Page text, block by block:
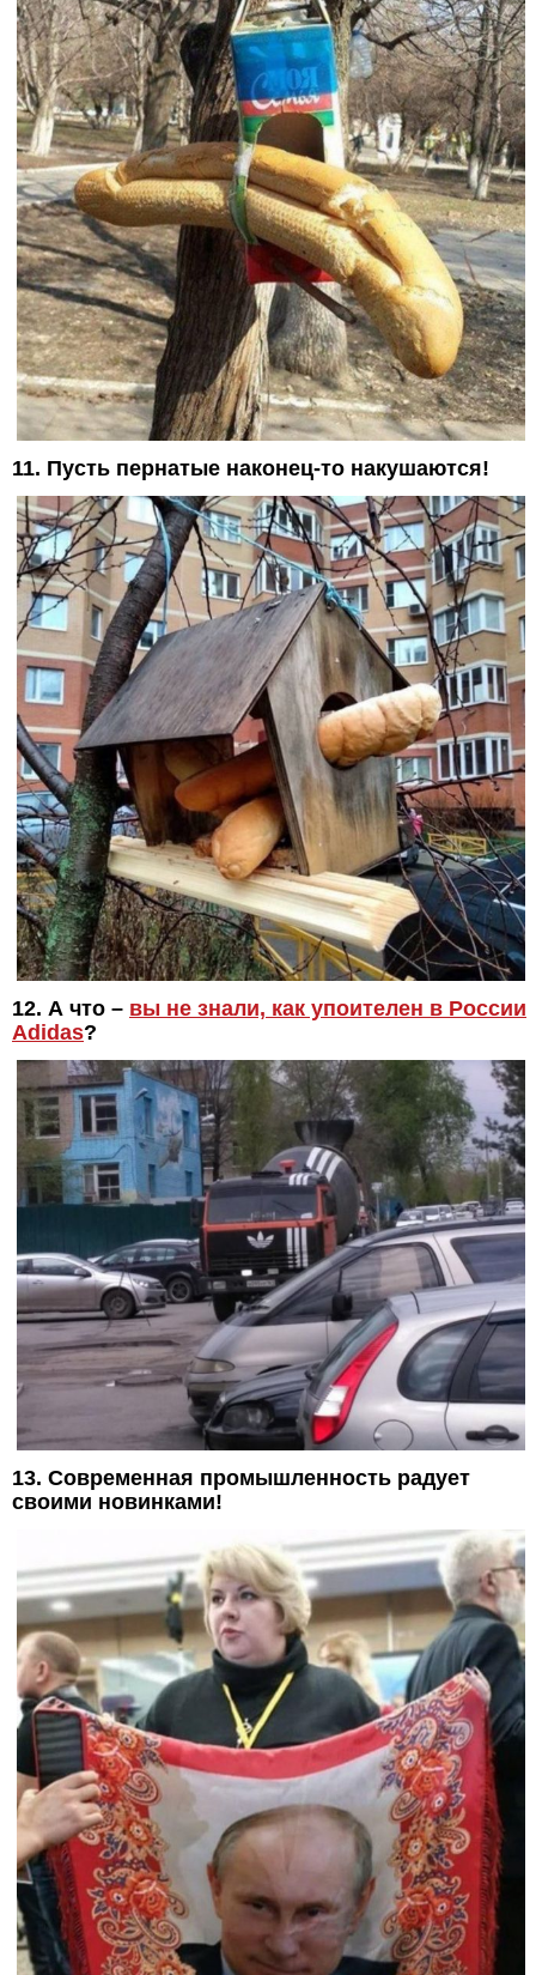
11. Пусть пернатые наконец-то накушаются!
12. А что – вы не знали, как упоителен в России
Adidas?
13. Современная промышленность радует
своими новинками!